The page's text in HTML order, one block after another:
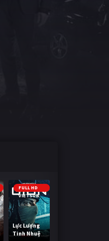
FULL HD
VIETSUB
Lực Lượng
Tinh Nhuệ